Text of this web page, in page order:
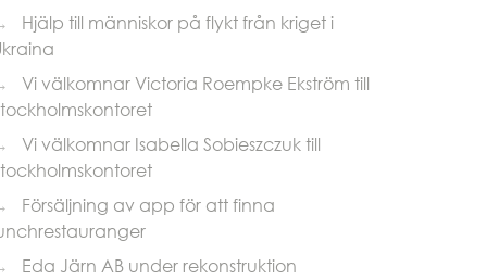
Hjälp till människor på flykt från kriget i
Vi välkomnar Victoria Roempke Ekström till
Vi välkomnar Isabella Sobieszczuk till
Försäljning av app för att finna
Eda Järn AB under rekonstruktion